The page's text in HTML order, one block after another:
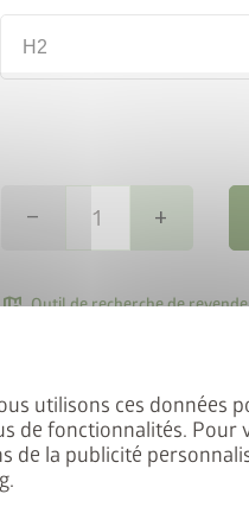
utilisons ces données
de fonctionnalités. Pour
la publicité
H2
remove add
map_search Outil de recherche de
En option, une paroi arrière
sur l’auvent de l’abri de